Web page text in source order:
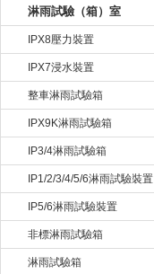
淋雨試驗（箱）室
IPX8壓力裝置
IPX7浸水裝置
整車淋雨試驗箱
IPX9K淋雨試驗箱
IP3/4淋雨試驗箱
IP1/2/3/4/5/6淋雨試驗裝置
IP5/6淋雨試驗裝置
非標淋雨試驗箱
淋雨試驗箱